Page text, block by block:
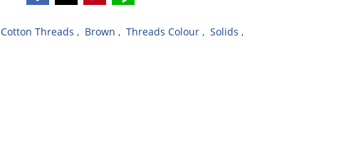
Cotton Threads , Brown , Threads Colour , Solids ,